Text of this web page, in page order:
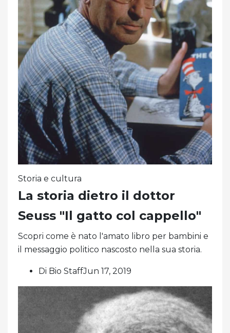
Storia e cultura
La storia dietro il dottor
Seuss "Il gatto col cappello"
Scopri come è nato l'amato libro per bambini e
il messaggio politico nascosto nella sua storia.
Di Bio StaffJun 17, 2019